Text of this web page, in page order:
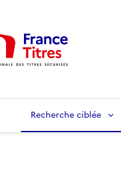
Recherche ciblée